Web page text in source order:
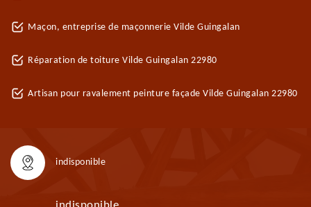
Maçon, entreprise de maçonnerie Vilde Guingalan
Réparation de toiture Vilde Guingalan 22980
Artisan pour ravalement peinture façade Vilde Guingalan 22980
indisponible